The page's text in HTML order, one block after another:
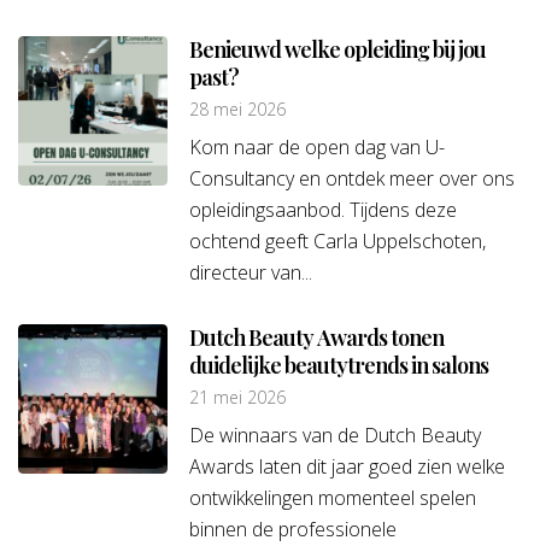
Benieuwd welke opleiding bij jou
past?
28 mei 2026
Kom naar de open dag van U-
Consultancy en ontdek meer over ons
opleidingsaanbod. Tijdens deze
ochtend geeft Carla Uppelschoten,
directeur van...
Dutch Beauty Awards tonen
duidelijke beautytrends in salons
21 mei 2026
De winnaars van de Dutch Beauty
Awards laten dit jaar goed zien welke
ontwikkelingen momenteel spelen
binnen de professionele